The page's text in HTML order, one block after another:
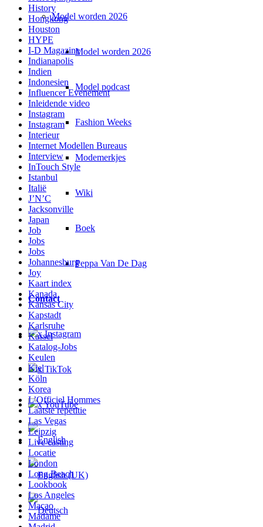
Model worden 2026
Model worden 2026
Model podcast
Fashion Weeks
Modemerkjes
Wiki
Boek
Peppa Van De Dag
Contact
x Instagram
x TikTok
x YouTube
History
Hongkong
Houston
HYPE
I-D Magazine
Indianapolis
Indien
Indonesien
Influencer Evenement
Inleidende video
Instagram
Instagram
Interieur
Internet Modellen Bureaus
Interview
InTouch Style
Istanbul
Italië
J’N’C
Jacksonville
Japan
Job
Jobs
Jobs
Johannesburg
Joy
Kaart index
Kanada
Kansas City
Kapstadt
Karlsruhe
Kassel
Katalog-Jobs
Keulen
Kiel
Köln
Korea
L’Officiel Hommes
Laatste repetitie
Las Vegas
Leipzig
Live casting
Locatie
London
Long Beach
Lookbook
Los Angeles
Macao
Madame